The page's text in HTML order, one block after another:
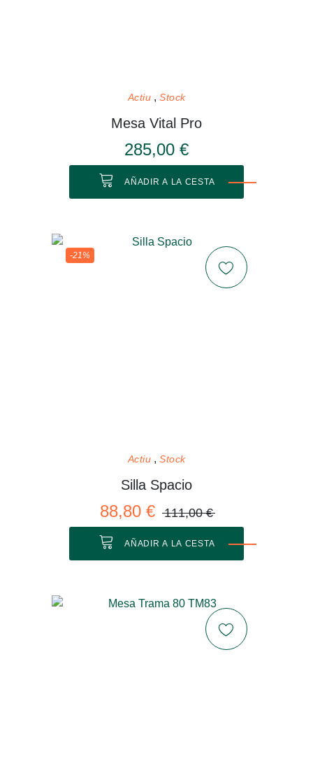
Actiu Stock
Mesa Vital Pro
285,00 €
AÑADIR A LA CESTA
-21%
Actiu Stock
Silla Spacio
88,80 € 111,00 €
AÑADIR A LA CESTA